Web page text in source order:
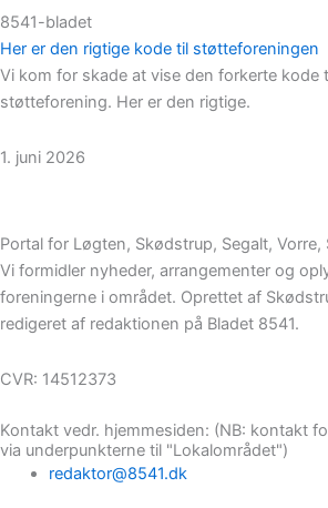
8541-bladet
Her er den rigtige kode til støtteforeningen
Vi kom for skade at vise den forkerte kode
støtteforening. Her er den rigtige.
1. juni 2026
Portal for Løgten, Skødstrup, Segalt,
Vi formidler nyheder, arrangementer og
foreningerne i området. Oprettet af
redigeret af redaktionen på Bladet 8541.
CVR: 14512373
Kontakt vedr. hjemmesiden: (NB: kontakt
via underpunkterne til "Lokalområdet")
redaktor@8541.dk